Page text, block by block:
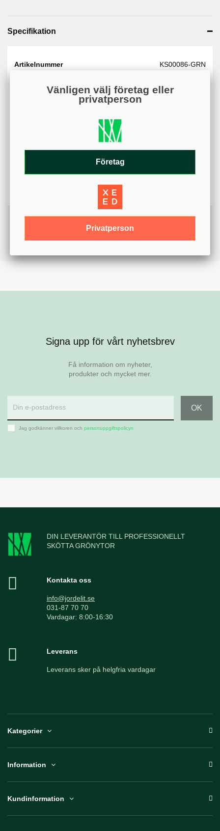
Specifikation
Artikelnummer KS00086-GRN
Web - artikelgruppering
Signa upp för vårt nyhetsbrev
Få information om nyheter,
produkter och mycket mer.
Jag godkänner villkoren och personuppgiftspolicyn
DIN LEVERANTÖR TILL PROFESSIONELLT
SKÖTTA GRÖNYTOR
Kontakta oss
info@jordelit.se
031-87 70 70
Vardagar: 8:00-16:30
Leverans
Leverans sker på helgfria vardagar
Kategorier
Information
Kundinformation
Vänligen välj företag eller
privatperson
Företag
Privatperson